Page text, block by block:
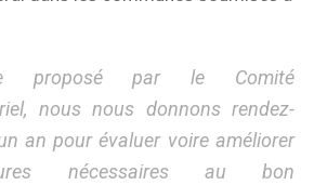
proposé par le Comité
nous nous donnons rendez-
an pour évaluer voire améliorer
nécessaires au bon